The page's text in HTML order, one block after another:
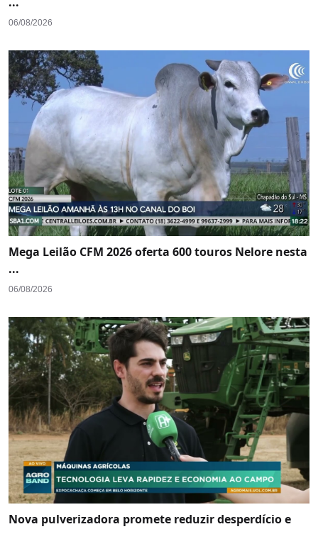
06/08/2026
Mega Leilão CFM 2026 oferta 600 touros Nelore nesta
...
06/08/2026
Nova pulverizadora promete reduzir desperdício e